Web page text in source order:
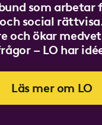
som arbetar
social
och ökar
– LO har
Läs mer om LO